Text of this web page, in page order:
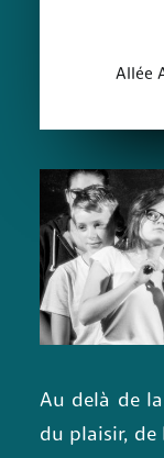
Allée
Au delà de
du plaisir, de